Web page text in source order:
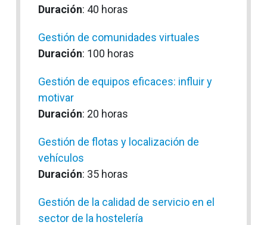
Duración: 40 horas
Gestión de comunidades virtuales
Duración: 100 horas
Gestión de equipos eficaces: influir y
motivar
Duración: 20 horas
Gestión de flotas y localización de
vehículos
Duración: 35 horas
Gestión de la calidad de servicio en el
sector de la hostelería